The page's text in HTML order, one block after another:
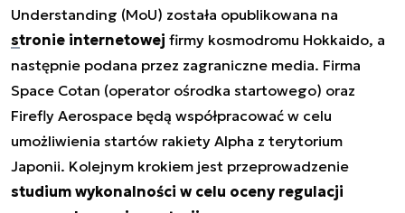
Understanding (MoU) została opublikowana na
stronie internetowej firmy kosmodromu Hokkaido, a
następnie podana przez zagraniczne media. Firma
Space Cotan (operator ośrodka startowego) oraz
Firefly Aerospace będą współpracować w celu
umożliwienia startów rakiety Alpha z terytorium
Japonii. Kolejnym krokiem jest przeprowadzenie
studium wykonalności w celu oceny regulacji